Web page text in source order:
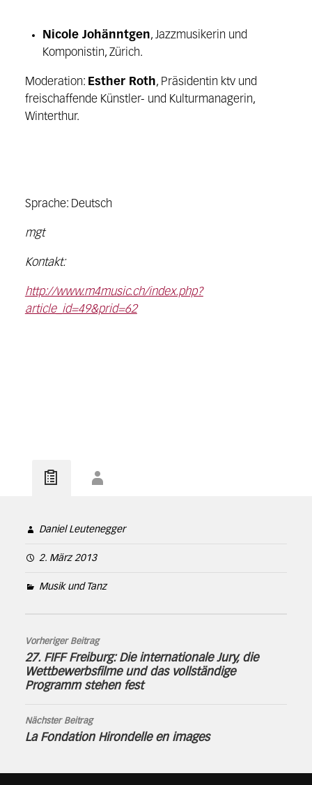
Nicole Johänntgen, Jazzmusikerin und
Komponistin, Zürich.
Moderation: Esther Roth, Präsidentin ktv und
freischaffende Künstler- und Kulturmanagerin,
Winterthur.
Sprache: Deutsch
mgt
Kontakt:
http://www.m4music.ch/index.php?
article_id=49&prid=62
Daniel Leutenegger
2. März 2013
Musik und Tanz
Vorheriger Beitrag
27. FIFF Freiburg: Die internationale Jury, die
Wettbewerbsfilme und das vollständige
Programm stehen fest
Nächster Beitrag
La Fondation Hirondelle en images